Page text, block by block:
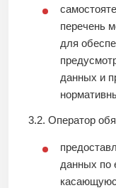
перечень
для
данных и
3.2. Оператор
данных по